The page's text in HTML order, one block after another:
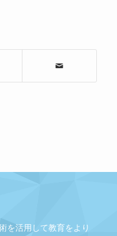
を活用して教育をより